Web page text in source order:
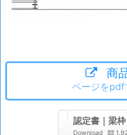
商
ページをpdf
認定書｜梁枠
Download